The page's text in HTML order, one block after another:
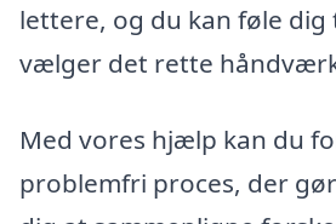
lettere, og du kan føle dig
vælger det rette
Med vores hjælp kan du
problemfri proces, der